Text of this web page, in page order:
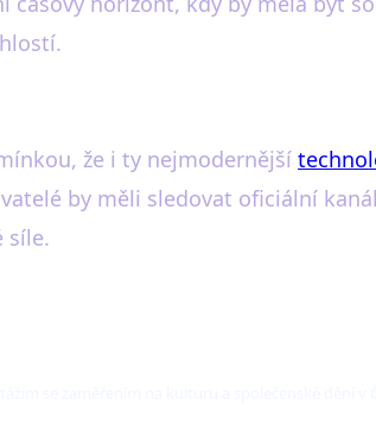
že i ty nejmodernější
by měli sledovat oficiální
síle.